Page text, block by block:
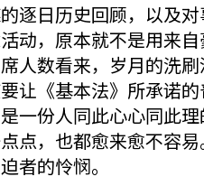
逐日历史回顾，以及
动，原本就不是用来
人数看来，岁月的洗
让《基本法》所承诺
一份人同此心心同此
点，也都愈来愈不容
者的怜悯。